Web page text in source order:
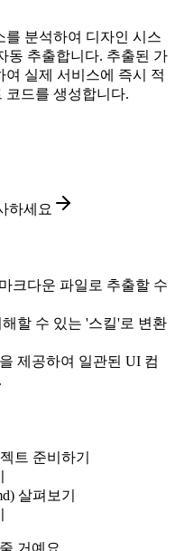
를 분석하여 디자인 시스
동 추출합니다. 추출된 가
실제 서비스에 즉시 적
코드를 생성합니다.
하세요
크다운 파일로 추출할 수
할 수 있는 '스킬'로 변환
제공하여 일관된 UI 컴
트 준비하기
살펴보기
거예요